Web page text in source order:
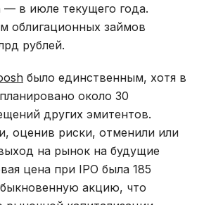
— в июле текущего года.
облигационных займов
рублей.
было единственным, хотя в
около 30
других эмитентов.
оценив риски, отменили или
на рынок на будущие
цена при IPO была 185
акцию, что